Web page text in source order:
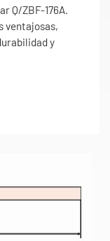
Q/ZBF-176A.
ventajosas,
y